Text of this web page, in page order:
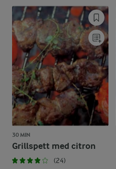
30 MIN
Grillspett med citron
(24)